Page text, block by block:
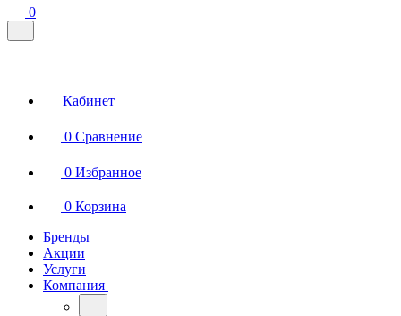
0
Кабинет
0 Сравнение
0 Избранное
0 Корзина
Бренды
Акции
Услуги
Компания